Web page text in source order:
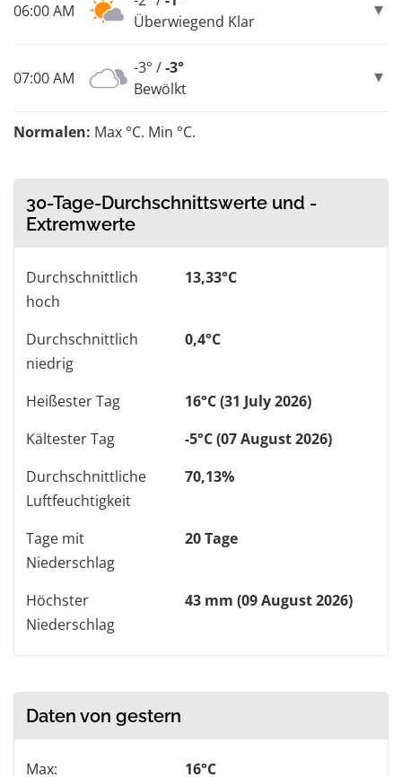
06:00 AM
Überwiegend Klar
07:00 AM
-3° /-3°
Bewölkt
Normalen: Max °C. Min °C.
30-Tage-Durchschnittswerte und -
Extremwerte
Durchschnittlich
hoch
13,33°C
Durchschnittlich
niedrig
0,4°C
Heißester Tag
16°C (31 July 2026)
Kältester Tag
-5°C (07 August 2026)
Durchschnittliche
Luftfeuchtigkeit
70,13%
Tage mit
Niederschlag
20 Tage
Höchster
Niederschlag
43 mm (09 August 2026)
Daten von gestern
Max:
16°C